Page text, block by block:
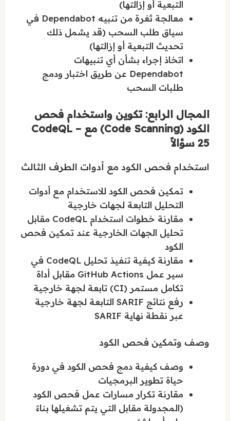
التبعية أو إزالتها)
معالجة ثغرة من تنبيه Dependabot في
سياق طلب السحب (قد يشمل ذلك
تحديث التبعية أو إزالتها)
اتخاذ إجراء بشأن أي تنبيهات
Dependabot عن طريق اختبار ودمج
طلبات السحب
المجال الرابع: تكوين واستخدام فحص
الكود (Code Scanning) مع CodeQL –
25 سؤالاً
استخدام فحص الكود مع أدوات الطرف الثالث
تمكين فحص الكود للاستخدام مع أدوات
التحليل التابعة لجهات خارجية
مقارنة خطوات استخدام CodeQL مقابل
تحليل الجهات الخارجية عند تمكين فحص
الكود
مقارنة كيفية تنفيذ تحليل CodeQL في
سير عمل GitHub Actions مقابل أداة
تكامل مستمر (CI) تابعة لجهة خارجية
رفع نتائج SARIF التابعة لجهة خارجية
عبر نقطة نهاية SARIF
وصف وتمكين فحص الكود
وصف كيفية دمج فحص الكود في دورة
حياة تطوير البرمجيات
مقارنة تكرار مسارات عمل فحص الكود
(المجدولة مقابل التي يتم تشغيلها بناءً